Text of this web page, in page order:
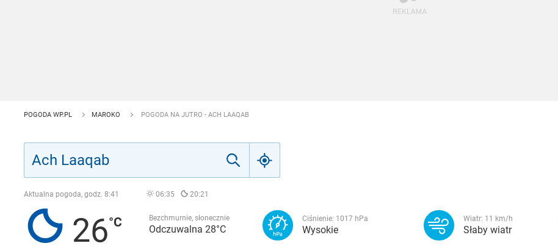
POGODA WP.PL MAROKO POGODA NA JUTRO - ACH LAAQAB
Aktualna pogoda, godz. 8:41 06:35 20:21
26 Bezchmurnie, słonecznie
Odczuwalna 28°C
Ciśnienie: 1017 hPa
Wysokie
Wiatr: 11 km/h
Słaby wiatr